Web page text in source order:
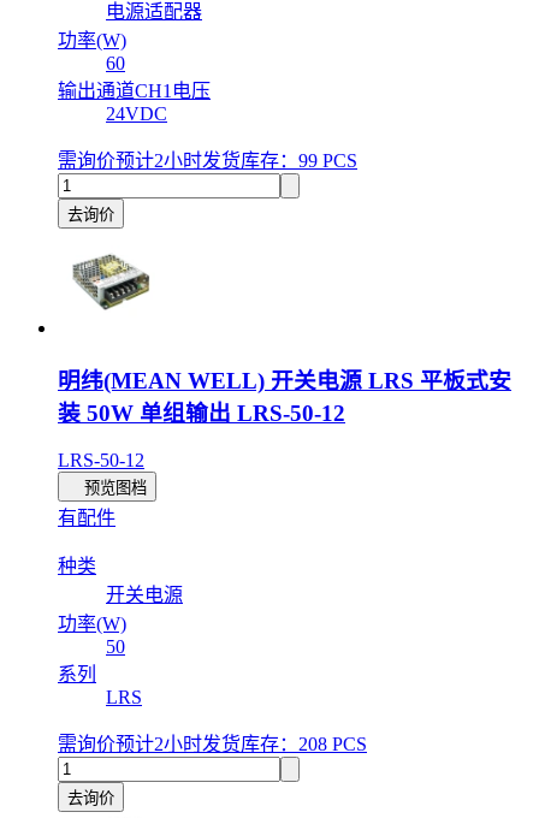
电源适配器
功率(W)
60
输出通道CH1电压
24VDC
需询价预计2小时发货库存：99 PCS
去询价
明纬(MEAN WELL) 开关电源 LRS 平板式安
装 50W 单组输出 LRS-50-12
LRS-50-12
预览图档
有配件
种类
开关电源
功率(W)
50
系列
LRS
需询价预计2小时发货库存：208 PCS
去询价